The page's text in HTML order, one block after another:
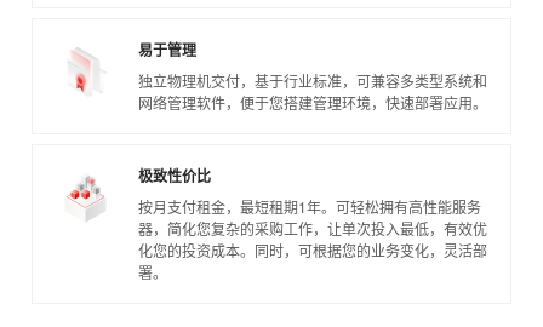
易于管理
独立物理机交付，基于行业标准，可兼容多类型系统和
网络管理软件，便于您搭建管理环境，快速部署应用。
极致性价比
按月支付租金，最短租期1年。可轻松拥有高性能服务
器，简化您复杂的采购工作，让单次投入最低，有效优
化您的投资成本。同时，可根据您的业务变化，灵活部
署。